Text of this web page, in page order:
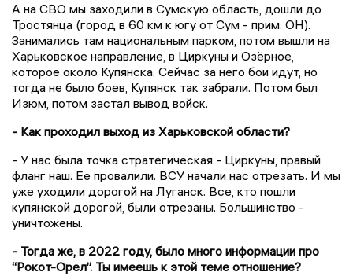
А на СВО мы заходили в Сумскую область, дошли до
Тростянца (город в 60 км к югу от Сум - прим. ОН).
Занимались там национальным парком, потом вышли на
Харьковское направление, в Циркуны и Озёрное,
которое около Купянска. Сейчас за него бои идут, но
тогда не было боев, Купянск так забрали. Потом был
Изюм, потом застал вывод войск.
- Как проходил выход из Харьковской области?
- У нас была точка стратегическая - Циркуны, правый
фланг наш. Ее провалили. ВСУ начали нас отрезать. И мы
уже уходили дорогой на Луганск. Все, кто пошли
купянской дорогой, были отрезаны. Большинство -
уничтожены.
- Тогда же, в 2022 году, было много информации про
“Рокот-Орел”. Ты имеешь к этой теме отношение?